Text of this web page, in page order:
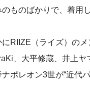
ものばかりで、着用
RIIZE（ライズ）のメ
、大平修蔵、井上ヤ
ナポレオン3世が“近代